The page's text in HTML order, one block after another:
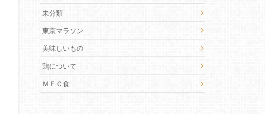
未分類
東京マラソン
美味しいもの
鶏について
ＭＥＣ食